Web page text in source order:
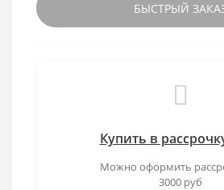
БЫСТРЫЙ
Купить в
Можно оформить
3000 руб